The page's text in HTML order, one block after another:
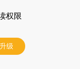
权限
级